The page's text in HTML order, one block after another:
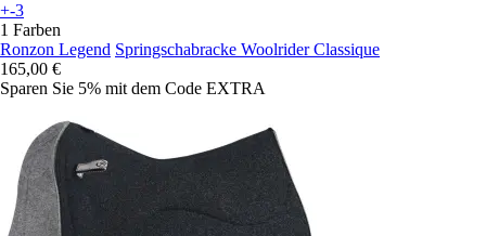
+-3
1 Farben
Ronzon Legend Springschabracke Woolrider Classique
165,00 €
Sparen Sie 5% mit dem Code EXTRA